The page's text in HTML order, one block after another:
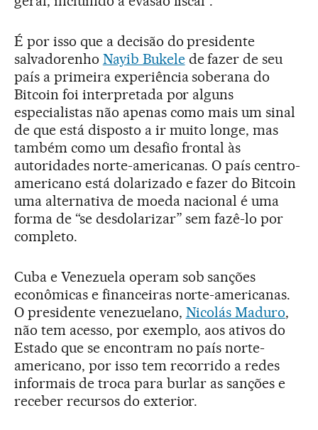
É por isso que a decisão do presidente
salvadorenho Nayib Bukelede fazer de seu
país a primeira experiência soberana do
Bitcoin foi interpretada por alguns
especialistas não apenas como mais um sinal
de que está disposto a ir muito longe, mas
também como um desafio frontal às
autoridades norte-americanas. O país centro-
americano está dolarizado e fazer do Bitcoin
uma alternativa de moeda nacional é uma
forma de “se desdolarizar” sem fazê-lo por
completo.
Cuba e Venezuela operam sob sanções
econômicas e financeiras norte-americanas.
O presidente venezuelano, Nicolás Maduro,
não tem acesso, por exemplo, aos ativos do
Estado que se encontram no país norte-
americano, por isso tem recorrido a redes
informais de troca para burlar as sanções e
receber recursos do exterior.